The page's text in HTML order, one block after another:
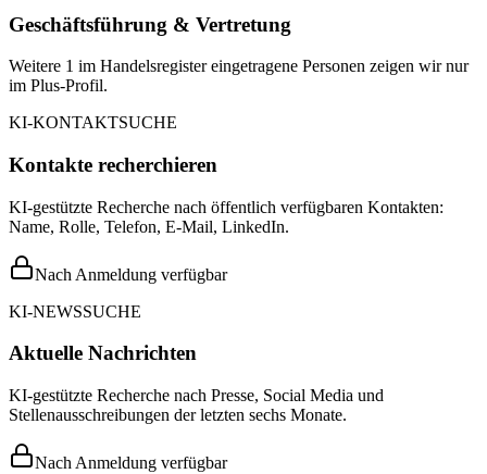
Geschäftsführung & Vertretung
Weitere 1 im Handelsregister eingetragene Personen zeigen wir nur
im Plus-Profil.
KI-KONTAKTSUCHE
Kontakte recherchieren
KI-gestützte Recherche nach öffentlich verfügbaren Kontakten:
Name, Rolle, Telefon, E-Mail, LinkedIn.
Nach Anmeldung verfügbar
KI-NEWSSUCHE
Aktuelle Nachrichten
KI-gestützte Recherche nach Presse, Social Media und
Stellenausschreibungen der letzten sechs Monate.
Nach Anmeldung verfügbar